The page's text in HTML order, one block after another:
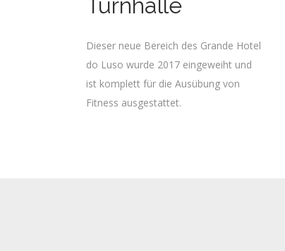
Dieser neue Bereich des Grande Hotel
do Luso wurde 2017 eingeweiht und
ist komplett für die Ausübung von
Fitness ausgestattet.